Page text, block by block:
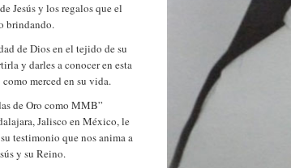
Jesús y los regalos que el
brindando.
de Dios en el tejido de su
y darles a conocer en esta
merced en su vida.
de Oro como MMB”
Jalisco en México, le
testimonio que nos anima a
y su Reino.